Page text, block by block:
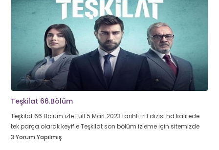
Teşkilat 66.Bölüm
Teşkilat 66.Bölüm izle Full 5 Mart 2023 tarihli trt1 dizisi hd kalitede
tek parça olarak keyifle Teşkilat son bölüm izleme için sitemizde
3 Yorum Yapılmış